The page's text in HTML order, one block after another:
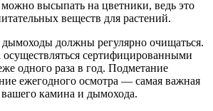
можно высыпать на цветники, ведь это
веществ для растений.
должны регулярно очищаться.
сертифицированными
одного раза в год. Подметание
ежегодного осмотра — самая важная
камина и дымохода.